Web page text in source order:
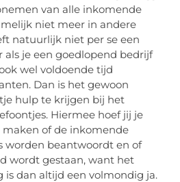
van alle inkomende
niet meer in andere
natuurlijk niet per se een
je een goedlopend bedrijf
wel voldoende tijd
Dan is het gewoon
hulp te krijgen bij het
Hiermee hoef jij je
of de inkomende
worden beantwoordt en of
wordt gestaan, want het
is dan altijd een volmondig ja.